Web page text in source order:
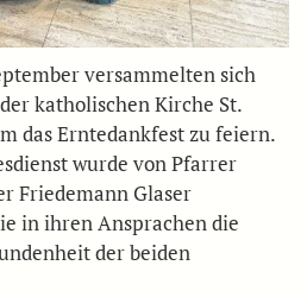
versammelten sich
katholischen Kirche St.
das Erntedankfest zu feiern.
wurde von Pfarrer
Friedemann Glaser
in ihren Ansprachen die
der beiden